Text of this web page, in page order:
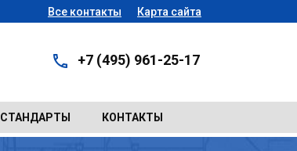
Все контакты Карта сайта
+7 (495) 961-25-17
СТАНДАРТЫ КОНТАКТЫ